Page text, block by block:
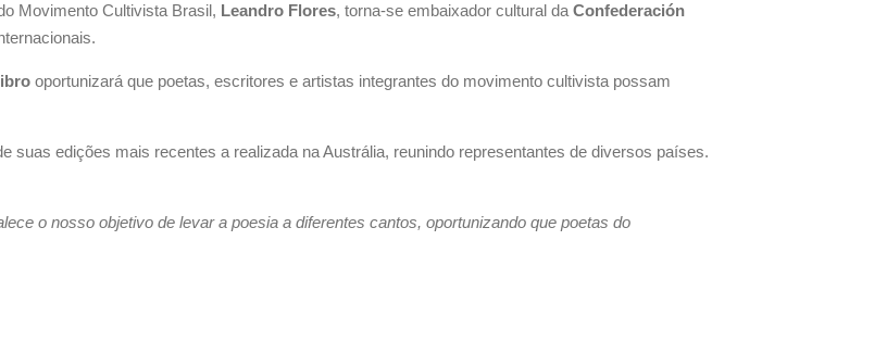
Movimento Cultivista Brasil, Leandro Flores, torna-se embaixador cultural da Confederación
oportunizará que poetas, escritores e artistas integrantes do movimento cultivista possam
suas edições mais recentes a realizada na Austrália, reunindo representantes de diversos países.
o nosso objetivo de levar a poesia a diferentes cantos, oportunizando que poetas do